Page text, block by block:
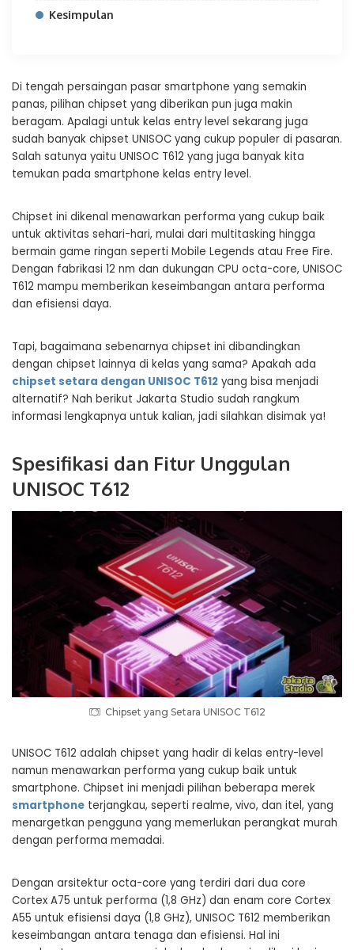
Kesimpulan
Di tengah persaingan pasar smartphone yang semakin
panas, pilihan chipset yang diberikan pun juga makin
beragam. Apalagi untuk kelas entry level sekarang juga
sudah banyak chipset UNISOC yang cukup populer di pasaran.
Salah satunya yaitu UNISOC T612 yang juga banyak kita
temukan pada smartphone kelas entry level.
Chipset ini dikenal menawarkan performa yang cukup baik
untuk aktivitas sehari-hari, mulai dari multitasking hingga
bermain game ringan seperti Mobile Legends atau Free Fire.
Dengan fabrikasi 12 nm dan dukungan CPU octa-core, UNISOC
T612 mampu memberikan keseimbangan antara performa
dan efisiensi daya.
Tapi, bagaimana sebenarnya chipset ini dibandingkan
dengan chipset lainnya di kelas yang sama? Apakah ada
chipset setara dengan UNISOC T612 yang bisa menjadi
alternatif? Nah berikut Jakarta Studio sudah rangkum
informasi lengkapnya untuk kalian, jadi silahkan disimak ya!
Spesifikasi dan Fitur Unggulan
UNISOC T612
Chipset yang Setara UNISOC T612
UNISOC T612 adalah chipset yang hadir di kelas entry-level
namun menawarkan performa yang cukup baik untuk
smartphone. Chipset ini menjadi pilihan beberapa merek
smartphone terjangkau, seperti realme, vivo, dan itel, yang
menargetkan pengguna yang memerlukan perangkat murah
dengan performa memadai.
Dengan arsitektur octa-core yang terdiri dari dua core
Cortex A75 untuk performa (1,8 GHz) dan enam core Cortex
A55 untuk efisiensi daya (1,8 GHz), UNISOC T612 memberikan
keseimbangan antara tenaga dan efisiensi. Hal ini